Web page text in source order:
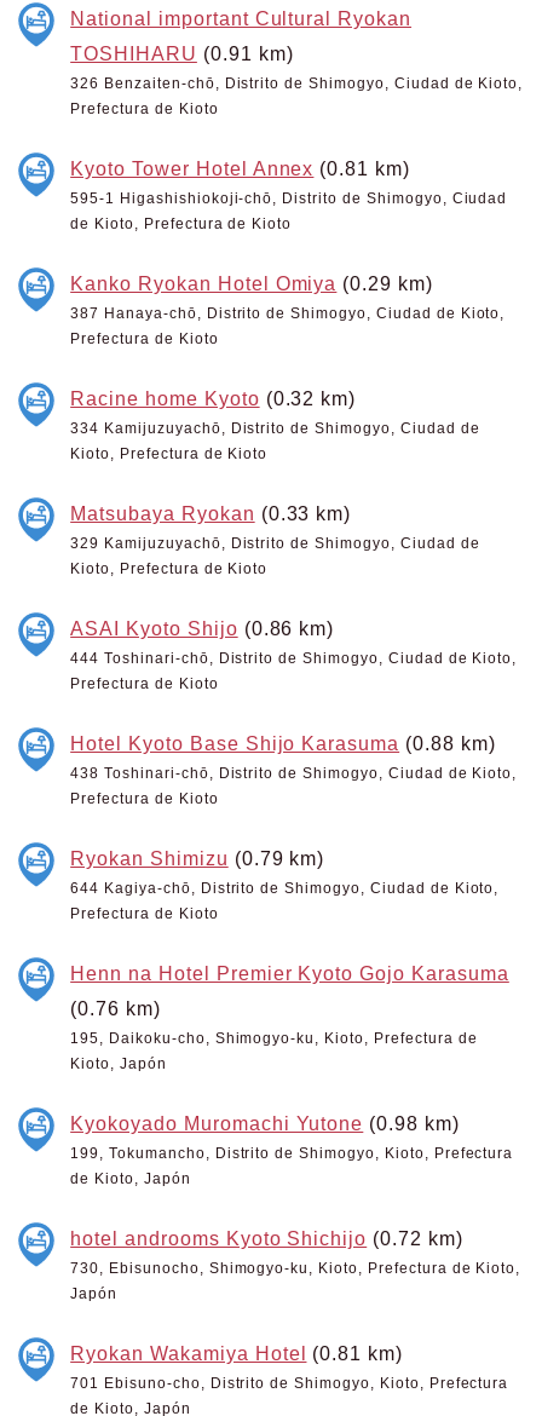
National important Cultural Ryokan
TOSHIHARU (0.91 km)
326 Benzaiten-chō, Distrito de Shimogyo, Ciudad de Kioto,
Prefectura de Kioto
Kyoto Tower Hotel Annex (0.81 km)
595-1 Higashishiokoji-chō, Distrito de Shimogyo, Ciudad
de Kioto, Prefectura de Kioto
Kanko Ryokan Hotel Omiya (0.29 km)
387 Hanaya-chō, Distrito de Shimogyo, Ciudad de Kioto,
Prefectura de Kioto
Racine home Kyoto (0.32 km)
334 Kamijuzuyachō, Distrito de Shimogyo, Ciudad de
Kioto, Prefectura de Kioto
Matsubaya Ryokan (0.33 km)
329 Kamijuzuyachō, Distrito de Shimogyo, Ciudad de
Kioto, Prefectura de Kioto
ASAI Kyoto Shijo (0.86 km)
444 Toshinari-chō, Distrito de Shimogyo, Ciudad de Kioto,
Prefectura de Kioto
Hotel Kyoto Base Shijo Karasuma (0.88 km)
438 Toshinari-chō, Distrito de Shimogyo, Ciudad de Kioto,
Prefectura de Kioto
Ryokan Shimizu (0.79 km)
644 Kagiya-chō, Distrito de Shimogyo, Ciudad de Kioto,
Prefectura de Kioto
Henn na Hotel Premier Kyoto Gojo Karasuma
(0.76 km)
195, Daikoku-cho, Shimogyo-ku, Kioto, Prefectura de
Kioto, Japón
Kyokoyado Muromachi Yutone (0.98 km)
199, Tokumancho, Distrito de Shimogyo, Kioto, Prefectura
de Kioto, Japón
hotel androoms Kyoto Shichijo (0.72 km)
730, Ebisunocho, Shimogyo-ku, Kioto, Prefectura de Kioto,
Japón
Ryokan Wakamiya Hotel (0.81 km)
701 Ebisuno-cho, Distrito de Shimogyo, Kioto, Prefectura
de Kioto, Japón